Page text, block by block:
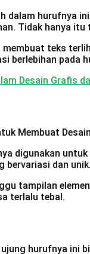
dalam hurufnya
Tidak hanya
teks
berlebihan
Desain Grafis
digunakan
bervariasi dan unik.
tampilan
terlalu tebal.
hurufnya ini